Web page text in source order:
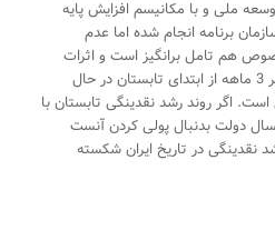
ملی و با مکانیسم افزایش پایه
برنامه انجام شده اما عدم
هم تامل برانگیز است و اثرات
بزرگی دارد. این اثرات نیز با تاخیر 3 ماهه از ابتدای تابستان در حال
اگر روند رشد نقدینگی تابستان با
که امسال دولت بدنبال پولی کردن آنست
نقدینگی در تاریخ ایران شکسته